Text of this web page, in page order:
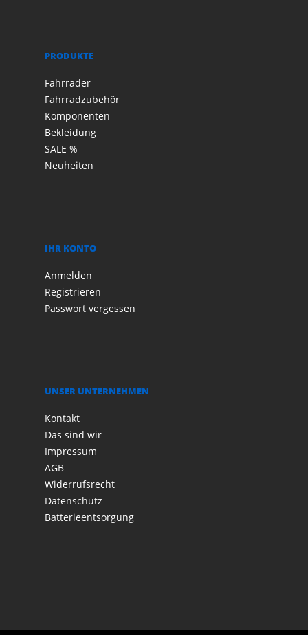
PRODUKTE
Fahrräder
Fahrradzubehör
Komponenten
Bekleidung
SALE %
Neuheiten
IHR KONTO
Anmelden
Registrieren
Passwort vergessen
UNSER UNTERNEHMEN
Kontakt
Das sind wir
Impressum
AGB
Widerrufsrecht
Datenschutz
Batterieentsorgung